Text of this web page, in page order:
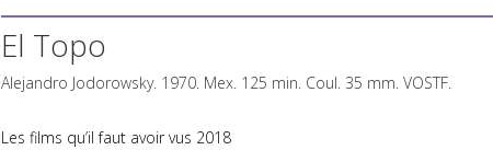
El Topo
Alejandro Jodorowsky. 1970. Mex. 125 min. Coul. 35 mm. VOSTF.
Les films qu’il faut avoir vus 2018